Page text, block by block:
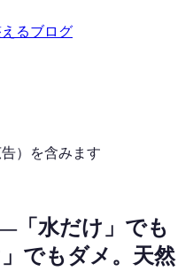
るブログ
）を含みます
「水だけ」でも
でもダメ。天然